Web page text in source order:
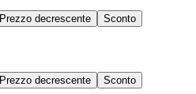
Prezzo decrescente Sconto
Prezzo decrescente Sconto